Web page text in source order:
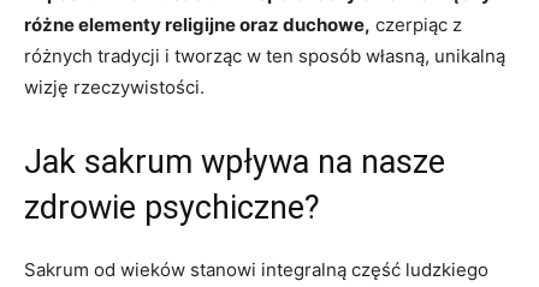
różne elementy religijne oraz duchowe, czerpiąc z
różnych tradycji i tworząc w ten sposób własną, unikalną
wizję rzeczywistości.
Jak sakrum wpływa na nasze
zdrowie psychiczne?
Sakrum od wieków stanowi integralną część ludzkiego